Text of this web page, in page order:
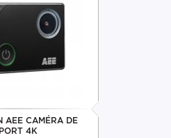
AEE CAMÉRA DE
4K